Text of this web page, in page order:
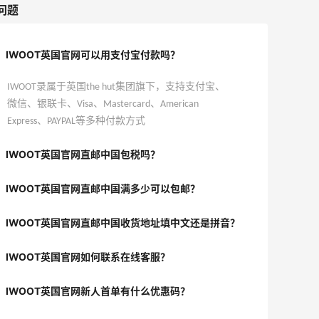
题
IWOOT英国官网可以用支付宝付款吗？
IWOOT录属于英国the hut集团旗下，支持支付宝、
微信、银联卡、Visa、Mastercard、American
Express、PAYPAL等多种付款方式
IWOOT英国官网直邮中国包税吗？
IWOOT英国官网直邮中国满多少可以包邮？
IWOOT英国官网直邮中国收货地址填中文还是拼音？
IWOOT英国官网如何联系在线客服？
IWOOT英国官网新人首单有什么优惠码？